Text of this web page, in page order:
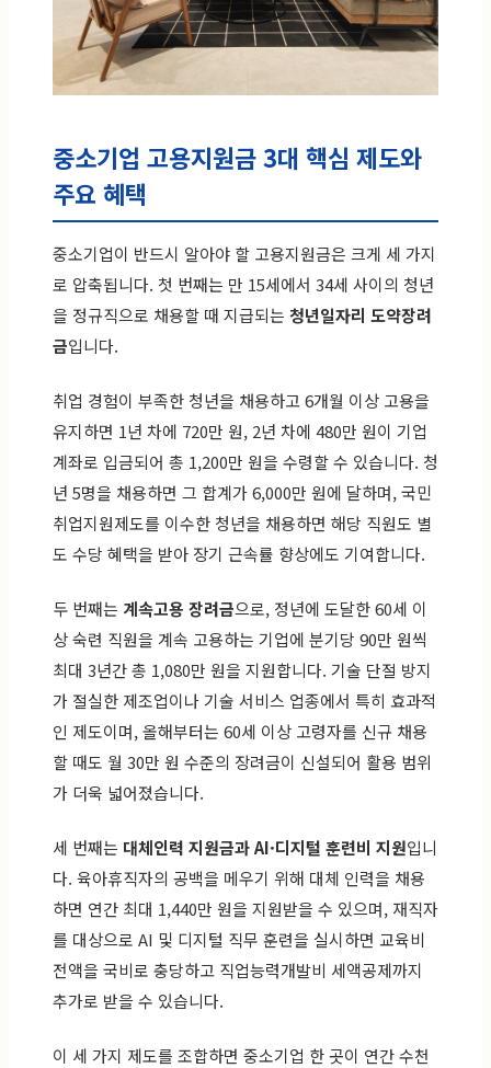
중소기업 고용지원금 3대 핵심 제도와
주요 혜택
중소기업이 반드시 알아야 할 고용지원금은 크게 세 가지
로 압축됩니다. 첫 번째는 만 15세에서 34세 사이의 청년
을 정규직으로 채용할 때 지급되는 청년일자리 도약장려
금입니다.
취업 경험이 부족한 청년을 채용하고 6개월 이상 고용을
유지하면 1년 차에 720만 원, 2년 차에 480만 원이 기업
계좌로 입금되어 총 1,200만 원을 수령할 수 있습니다. 청
년 5명을 채용하면 그 합계가 6,000만 원에 달하며, 국민
취업지원제도를 이수한 청년을 채용하면 해당 직원도 별
도 수당 혜택을 받아 장기 근속률 향상에도 기여합니다.
두 번째는 계속고용 장려금으로, 정년에 도달한 60세 이
상 숙련 직원을 계속 고용하는 기업에 분기당 90만 원씩
최대 3년간 총 1,080만 원을 지원합니다. 기술 단절 방지
가 절실한 제조업이나 기술 서비스 업종에서 특히 효과적
인 제도이며, 올해부터는 60세 이상 고령자를 신규 채용
할 때도 월 30만 원 수준의 장려금이 신설되어 활용 범위
가 더욱 넓어졌습니다.
세 번째는 대체인력 지원금과 AI·디지털 훈련비 지원입니
다. 육아휴직자의 공백을 메우기 위해 대체 인력을 채용
하면 연간 최대 1,440만 원을 지원받을 수 있으며, 재직자
를 대상으로 AI 및 디지털 직무 훈련을 실시하면 교육비
전액을 국비로 충당하고 직업능력개발비 세액공제까지
추가로 받을 수 있습니다.
이 세 가지 제도를 조합하면 중소기업 한 곳이 연간 수천